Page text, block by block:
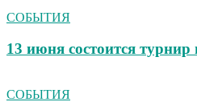
СОБЫТИЯ
13 июня состоится
СОБЫТИЯ